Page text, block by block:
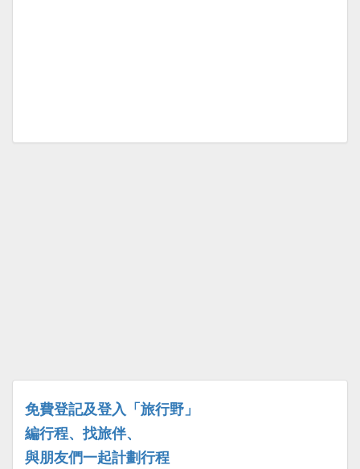
免費登記及登入「旅行野」
編行程、找旅伴、
與朋友們一起計劃行程